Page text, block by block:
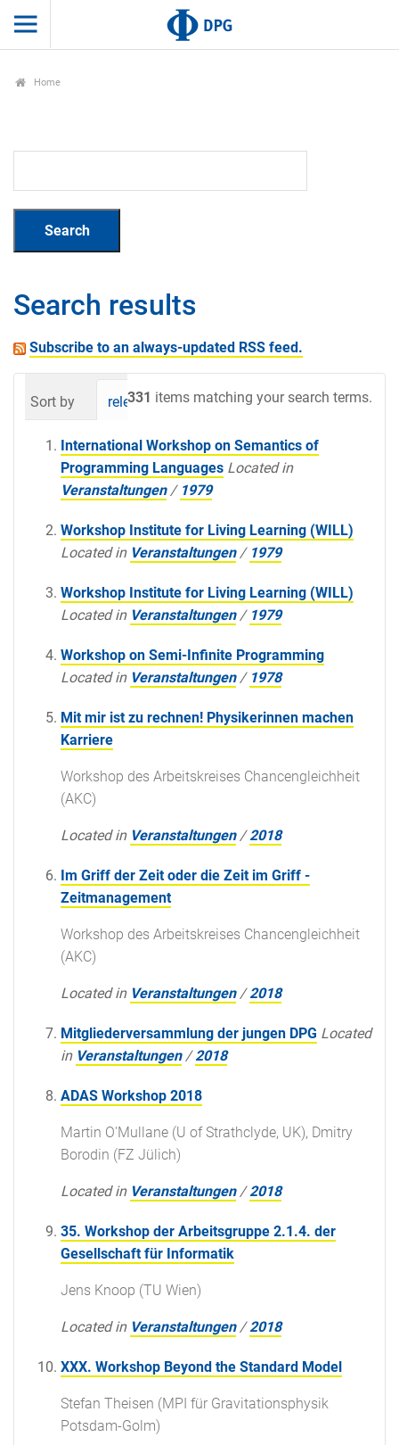
Home
Search results
Subscribe to an always-updated RSS feed.
331 items matching your search terms.
Sort by relevance date (newest first)
International Workshop on Semantics of
Programming Languages Located in
Veranstaltungen / 1979
Workshop Institute for Living Learning (WILL)
Located in Veranstaltungen / 1979
Workshop Institute for Living Learning (WILL)
Located in Veranstaltungen / 1979
Workshop on Semi-Infinite Programming
Located in Veranstaltungen / 1978
Mit mir ist zu rechnen! Physikerinnen machen
Karriere
Workshop des Arbeitskreises Chancengleichheit
(AKC)
Located in Veranstaltungen /2018
Im Griff der Zeit oder die Zeit im Griff -
Zeitmanagement
Workshop des Arbeitskreises Chancengleichheit
(AKC)
Located in Veranstaltungen /2018
Mitgliederversammlung der jungen DPG Located
in Veranstaltungen /2018
ADAS Workshop 2018
Martin O'Mullane (U of Strathclyde, UK), Dmitry
Borodin (FZ Jülich)
Located in Veranstaltungen /2018
35. Workshop der Arbeitsgruppe 2.1.4. der
Gesellschaft für Informatik
Jens Knoop (TU Wien)
Located in Veranstaltungen /2018
XXX. Workshop Beyond the Standard Model
Stefan Theisen (MPI für Gravitationsphysik
Potsdam-Golm)